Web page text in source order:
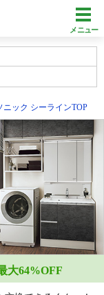
メニュー
ニック シーラインTOP
大64%OFF